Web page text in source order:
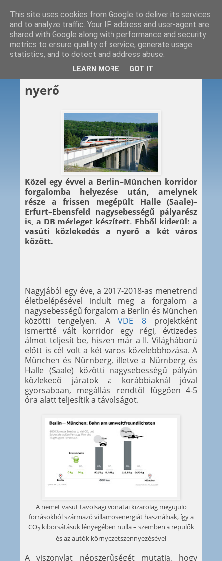
2018. 12. 06.
Berlin–München: a vasút a
nyerő
Közel egy évvel a Berlin–München korridor
forgalomba helyezése után, amelynek
része a frissen megépült Halle (Saale)–
Erfurt–Ebensfeld nagysebességű pályarész
is, a DB mérleget készített. Ebből kiderül: a
vasúti közlekedés a nyerő a két város
között.
Nagyjából egy éve, a 2017-2018-as menetrend
életbelépésével indult meg a forgalom a
nagysebességű forgalom a Berlin és München
közötti tengelyen. AVDE 8projektként
ismertté vált korridor egy régi, évtizedes
álmot teljesít be, hiszen már a II. Világháború
előtt is cél volt a két város közelebbhozása. A
München és Nürnberg, illetve a Nürnberg és
Halle (Saale) közötti nagysebességű pályán
közlekedő járatok a korábbiaknál jóval
gyorsabban, megállási rendtől függően 4-5
óra alatt teljesítik a távolságot.
A német vasút távolsági vonatai kizárólag megújuló
forrásokból származó villamosenergiát használnak, így a
CO2kibocsátásuk lényegében nulla – szemben a repülők
és az autók környezetszennyezésével
A viszonylat népszerűségét mutatja, hogy
This site uses cookies from Google to deliver its services
and to analyze traffic. Your IP address and user-agent are
shared with Google along with performance and security
metrics to ensure quality of service, generate usage
statistics, and to detect and address abuse.
LEARN MORE GOT IT